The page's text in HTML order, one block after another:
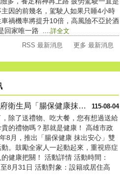
因的前幾名，駕駛人如果只睡4小時
禍機率將提升10倍，高風險不亞於酒
回家唯一路 ....詳全文
RSS 最新消息
更多 最新消息
115-08-04
高雄市政府衛生局「腸保健康抹出....
除了送禮物、吃大餐，您有想過送給
的禮物嗎？那就是健康！ 高雄市政
8月，推出「腸保健康 抹出安心」雙
。鼓勵全家人一起動起來，重視癌症
健康把關！ 活動詳情 活動時間：
8月31日 活動對象：設籍或居住高